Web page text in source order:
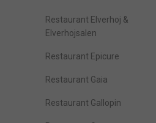
Restaurant Elverhoj &
Elverhojsalen
Restaurant Epicure
Restaurant Gaia
Restaurant Gallopin